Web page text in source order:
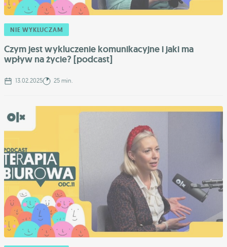
NIE WYKLUCZAM
Czym jest wykluczenie komunikacyjne i jaki ma
wpływ na życie? [podcast]
13.02.2025 25 min.